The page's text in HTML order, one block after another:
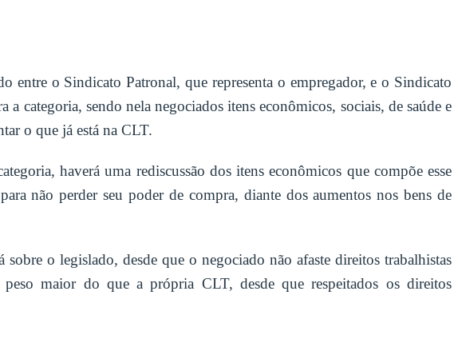
o Sindicato Patronal, que representa o empregador, e o Sindicato
categoria, sendo nela negociados itens econômicos, sociais, de saúde e
o que já está na CLT.
haverá uma rediscussão dos itens econômicos que compõe esse
não perder seu poder de compra, diante dos aumentos nos bens de
o legislado, desde que o negociado não afaste direitos trabalhistas
maior do que a própria CLT, desde que respeitados os direitos